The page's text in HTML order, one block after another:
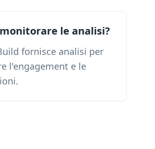
le analisi?
fornisce analisi per
l'engagement e le